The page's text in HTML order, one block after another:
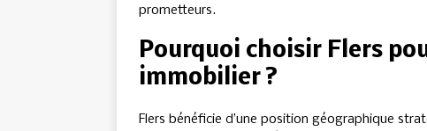
prometteurs.
Pourquoi choisir Flers
immobilier ?
Flers bénéficie d’une position géographique